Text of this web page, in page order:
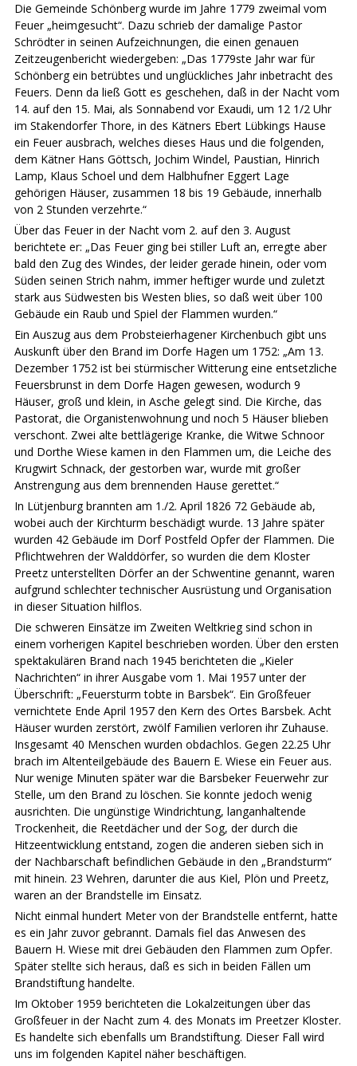
Die Gemeinde Schönberg wurde im Jahre 1779 zweimal vom
Feuer „heimgesucht“. Dazu schrieb der damalige Pastor
Schrödter in seinen Aufzeichnungen, die einen genauen
Zeitzeugenbericht wiedergeben: „Das 1779ste Jahr war für
Schönberg ein betrübtes und unglückliches Jahr inbetracht des
Feuers. Denn da ließ Gott es geschehen, daß in der Nacht vom
14. auf den 15. Mai, als Sonnabend vor Exaudi, um 12 1/2 Uhr
im Stakendorfer Thore, in des Kätners Ebert Lübkings Hause
ein Feuer ausbrach, welches dieses Haus und die folgenden,
dem Kätner Hans Göttsch, Jochim Windel, Paustian, Hinrich
Lamp, Klaus Schoel und dem Halbhufner Eggert Lage
gehörigen Häuser, zusammen 18 bis 19 Gebäude, innerhalb
von 2 Stunden verzehrte.“
Über das Feuer in der Nacht vom 2. auf den 3. August
berichtete er: „Das Feuer ging bei stiller Luft an, erregte aber
bald den Zug des Windes, der leider gerade hinein, oder vom
Süden seinen Strich nahm, immer heftiger wurde und zuletzt
stark aus Südwesten bis Westen blies, so daß weit über 100
Gebäude ein Raub und Spiel der Flammen wurden.“
Ein Auszug aus dem Probsteierhagener Kirchenbuch gibt uns
Auskunft über den Brand im Dorfe Hagen um 1752: „Am 13.
Dezember 1752 ist bei stürmischer Witterung eine entsetzliche
Feuersbrunst in dem Dorfe Hagen gewesen, wodurch 9
Häuser, groß und klein, in Asche gelegt sind. Die Kirche, das
Pastorat, die Organistenwohnung und noch 5 Häuser blieben
verschont. Zwei alte bettlägerige Kranke, die Witwe Schnoor
und Dorthe Wiese kamen in den Flammen um, die Leiche des
Krugwirt Schnack, der gestorben war, wurde mit großer
Anstrengung aus dem brennenden Hause gerettet.“
In Lütjenburg brannten am 1./2. April 1826 72 Gebäude ab,
wobei auch der Kirchturm beschädigt wurde. 13 Jahre später
wurden 42 Gebäude im Dorf Postfeld Opfer der Flammen. Die
Pflichtwehren der Walddörfer, so wurden die dem Kloster
Preetz unterstellten Dörfer an der Schwentine genannt, waren
aufgrund schlechter technischer Ausrüstung und Organisation
in dieser Situation hilflos.
Die schweren Einsätze im Zweiten Weltkrieg sind schon in
einem vorherigen Kapitel beschrieben worden. Über den ersten
spektakulären Brand nach 1945 berichteten die „Kieler
Nachrichten“ in ihrer Ausgabe vom 1. Mai 1957 unter der
Überschrift: „Feuersturm tobte in Barsbek“. Ein Großfeuer
vernichtete Ende April 1957 den Kern des Ortes Barsbek. Acht
Häuser wurden zerstört, zwölf Familien verloren ihr Zuhause.
Insgesamt 40 Menschen wurden obdachlos. Gegen 22.25 Uhr
brach im Altenteilgebäude des Bauern E. Wiese ein Feuer aus.
Nur wenige Minuten später war die Barsbeker Feuerwehr zur
Stelle, um den Brand zu löschen. Sie konnte jedoch wenig
ausrichten. Die ungünstige Windrichtung, langanhaltende
Trockenheit, die Reetdächer und der Sog, der durch die
Hitzeentwicklung entstand, zogen die anderen sieben sich in
der Nachbarschaft befindlichen Gebäude in den „Brandsturm“
mit hinein. 23 Wehren, darunter die aus Kiel, Plön und Preetz,
waren an der Brandstelle im Einsatz.
Nicht einmal hundert Meter von der Brandstelle entfernt, hatte
es ein Jahr zuvor gebrannt. Damals fiel das Anwesen des
Bauern H. Wiese mit drei Gebäuden den Flammen zum Opfer.
Später stellte sich heraus, daß es sich in beiden Fällen um
Brandstiftung handelte.
Im Oktober 1959 berichteten die Lokalzeitungen über das
Großfeuer in der Nacht zum 4. des Monats im Preetzer Kloster.
Es handelte sich ebenfalls um Brandstiftung. Dieser Fall wird
uns im folgenden Kapitel näher beschäftigen.